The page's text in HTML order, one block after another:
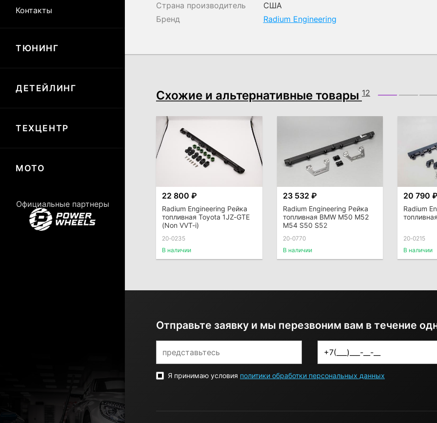
Страна производитель
США
Бренд
Radium Engineering
Схожие и альтернативные товары 12
22 800 ₽
Radium Engineering Рейка
топливная Toyota 1JZ-GTE
(Non VVT-i)
20-0235
В наличии
23 532 ₽
Radium Engineering Рейка
топливная BMW M50 M52
M54 S50 S52
20-0770
В наличии
20 790 ₽
Radium
20-0215
В наличии
Отправьте заявку и мы перезвоним вам в течение
Я принимаю условия политики обработки персональных данных
Контакты
ТЮНИНГ
ДЕТЕЙЛИНГ
ТЕХЦЕНТР
МОТО
Официальные партнеры